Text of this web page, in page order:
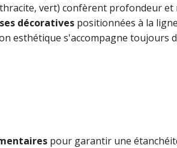
vert) confèrent profondeur et
décoratives positionnées à la
esthétique s'accompagne toujours
pour garantir une